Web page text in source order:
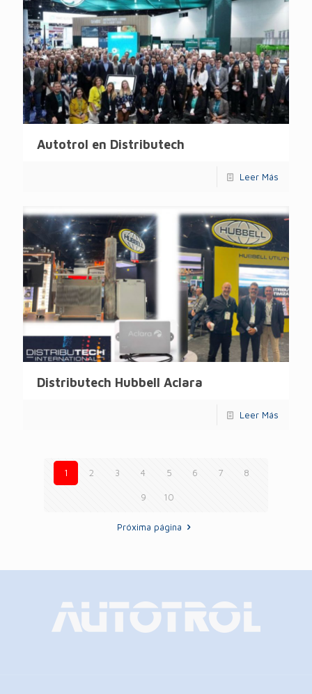
Autotrol en Distributech
Leer Más
Distributech Hubbell Aclara
Leer Más
1 2 3 4 5 6 7 8
9 10
Próxima página